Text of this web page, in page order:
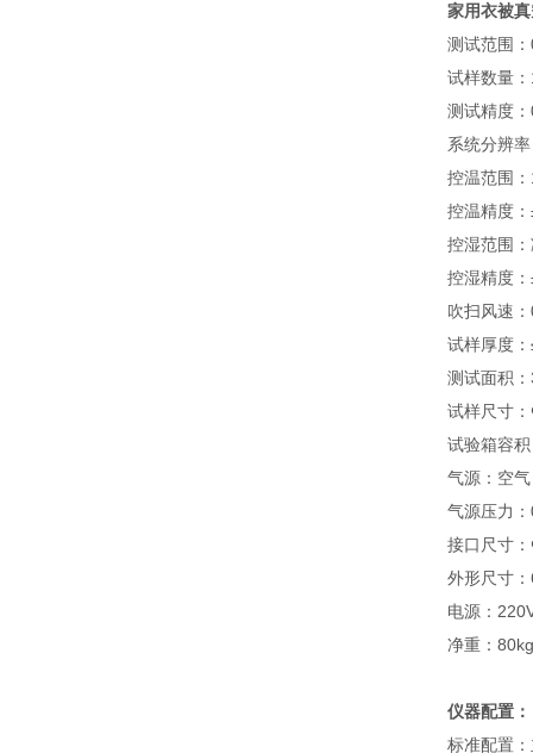
家用衣被
测试范围
试样数量
测试精度
系统分辨
控温范围
控温精度
控湿范围
控湿精度
吹扫风速
试样厚度
测试面积
试样尺寸
试验箱容
气源：空气
气源压力
接口尺寸
外形尺寸
电源：
净重：80kg
仪器配置：
标准配置